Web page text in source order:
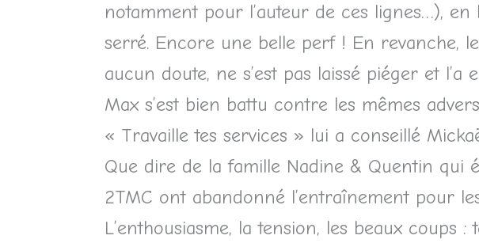
notamment pour l’auteur de ces lignes…), en
serré. Encore une belle perf ! En revanche,
aucun doute, ne s’est pas laissé piéger et l’a
Max s’est bien battu contre les mêmes
« Travaille tes services » lui a conseillé
Que dire de la famille Nadine & Quentin qui
2TMC ont abandonné l’entraînement pour
L’enthousiasme, la tension, les beaux